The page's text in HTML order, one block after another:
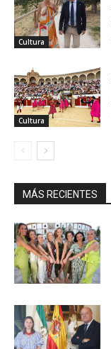
Cultura
Cultura
MÁS RECIENTES